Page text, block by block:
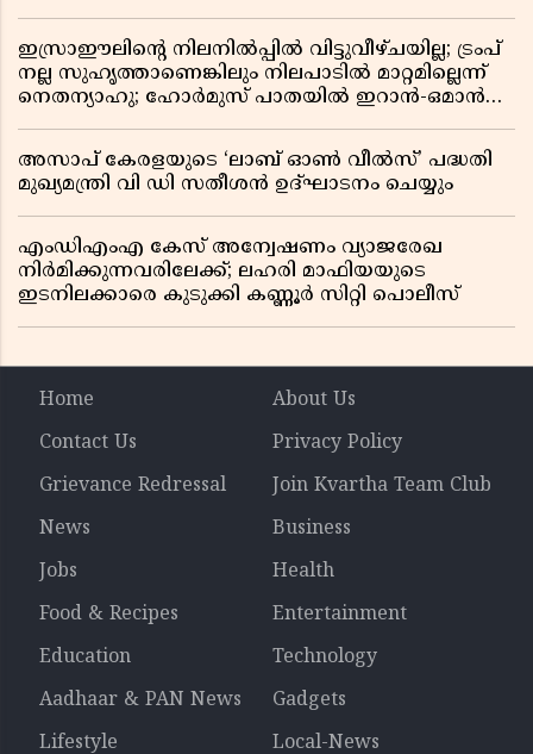
ഇസ്രാഈലിന്റെ നിലനിൽപ്പിൽ വിട്ടുവീഴ്ചയില്ല; ട്രംപ്
നല്ല സുഹൃത്താണെങ്കിലും നിലപാടിൽ മാറ്റമില്ലെന്ന്
നെതന്യാഹു; ഹോർമുസ് പാതയിൽ ഇറാൻ-ഒമാൻ
അസാപ് കേരളയുടെ ‘ലാബ് ഓൺ വീൽസ്’ പദ്ധതി
മുഖ്യമന്ത്രി വി ഡി സതീശൻ ഉദ്ഘാടനം ചെയ്യും
എംഡിഎംഎ കേസ് അന്വേഷണം വ്യാജരേഖ
നിർമിക്കുന്നവരിലേക്ക്; ലഹരി മാഫിയയുടെ
ഇടനിലക്കാരെ കുടുക്കി കണ്ണൂർ സിറ്റി പൊലീസ്
Home
About Us
Contact Us
Privacy Policy
Grievance Redressal
Join Kvartha Team Club
News
Business
Jobs
Health
Food & Recipes
Entertainment
Education
Technology
Aadhaar & PAN News
Gadgets
Lifestyle
Local-News